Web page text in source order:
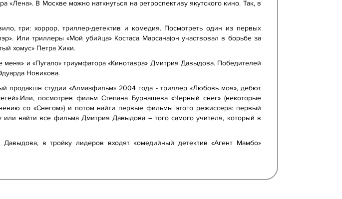
«Лена». В Москве можно наткнуться на ретроспективу якутского кино. Так, в
три: хоррор, триллер-детектив и комедия. Посмотреть один из первых
Или триллеры «Мой убийца» Костаса Марсана(он участвовал в борьбе за
хомус» Петра Хики.
и «Пугало» триумфатора «Кинотавра» Дмитрия Давыдова. Победителей
Новикова.
продакшн студии «Алмазфильм» 2004 года - триллер «Любовь моя», дебют
посмотрев фильм Степана Бурнашева «Черный снег» (некоторые
со «Снегом») и потом найти первые фильмы этого режиссера: первый
или найти все фильма Дмитрия Давыдова – того самого учителя, который в
в тройку лидеров входят комедийный детектив «Агент Мамбо»